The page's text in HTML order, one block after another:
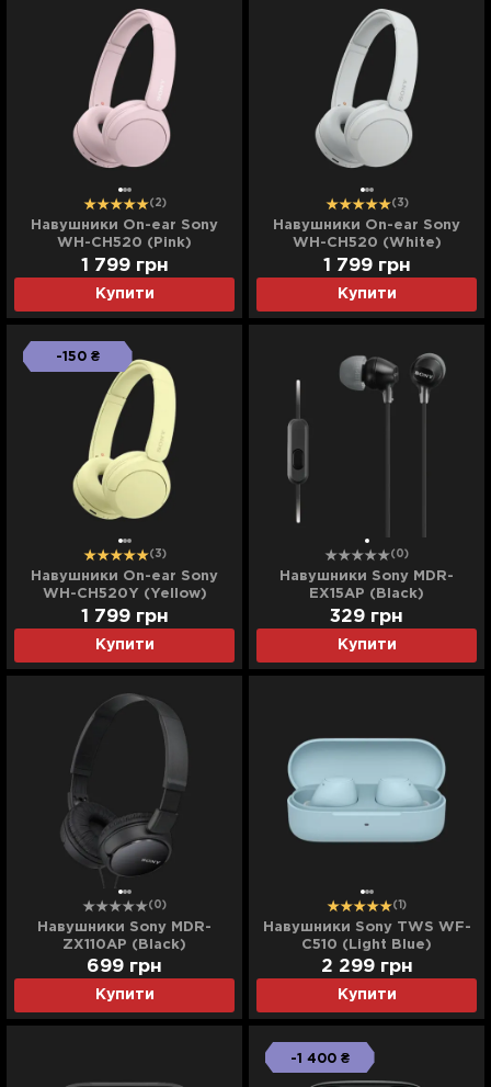
(2)
Навушники On-ear Sony
WH-CH520 (Pink)
Купити
1 799 грн
(3)
Навушники On-ear Sony
WH-CH520 (White)
Купити
1 799 грн
-150 ₴
(3)
Навушники On-ear Sony
WH-CH520Y (Yellow)
(WHCH520Y.CE7)
Купити
1 799 грн
(0)
Навушники Sony MDR-
EX15AP (Black)
(MDREX15APB.CE7)
Купити
329 грн
(0)
Навушники Sony MDR-
ZX110AP (Black)
(MDRZX110APB.CE7)
Купити
699 грн
(1)
Навушники Sony TWS WF-
C510 (Light Blue)
Купити
2 299 грн
-1 400 ₴